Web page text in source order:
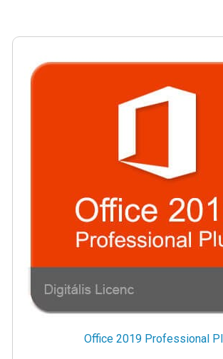
Office 2019 Professional